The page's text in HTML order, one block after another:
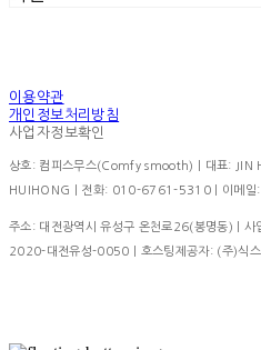
이용약관
개인정보처리방침
사업자정보확인
상호: 컴피스무스(Comfy smooth) | 대표: JIN
HUIHONG | 전화: 010-6761-5310 | 이메
주소: 대전광역시 유성구 온천로26(봉명동) | 사
2020-대전유성-0050 | 호스팅제공자: (주)식